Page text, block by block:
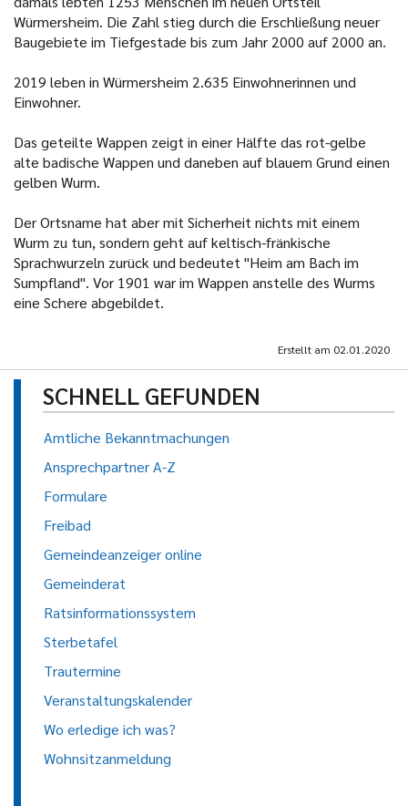
Würmersheim. Die Zahl stieg durch die Erschließung neuer
Baugebiete im Tiefgestade bis zum Jahr 2000 auf 2000 an.
2019 leben in Würmersheim 2.635 Einwohnerinnen und
Einwohner.
Das geteilte Wappen zeigt in einer Hälfte das rot-gelbe
alte badische Wappen und daneben auf blauem Grund einen
gelben Wurm.
Der Ortsname hat aber mit Sicherheit nichts mit einem
Wurm zu tun, sondern geht auf keltisch-fränkische
Sprachwurzeln zurück und bedeutet "Heim am Bach im
Sumpfland". Vor 1901 war im Wappen anstelle des Wurms
eine Schere abgebildet.
Erstellt am 02.01.2020
SCHNELL GEFUNDEN
Amtliche Bekanntmachungen
Ansprechpartner A-Z
Formulare
Freibad
Gemeindeanzeiger online
Gemeinderat
Ratsinformationssystem
Sterbetafel
Trautermine
Veranstaltungskalender
Wo erledige ich was?
Wohnsitzanmeldung